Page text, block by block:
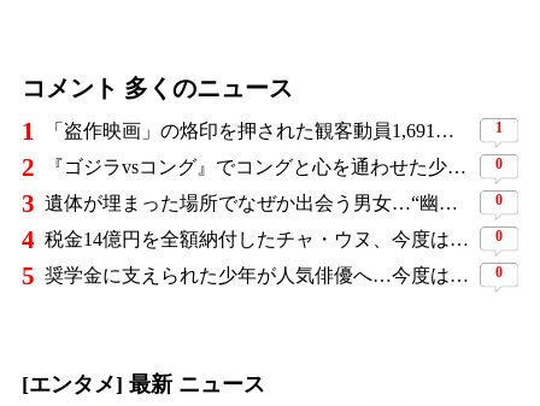
コメント 多くのニュース
1 「盗作映画」の烙印を押された観客動員1,691万人の大ヒット作、裁判所の判断ですべてが覆った 1
2 『ゴジラvsコング』でコングと心を通わせた少女役、わずか18歳で突然の死…父が事故を起こした19歳少年に伝えた言葉 0
3 遺体が埋まった場所でなぜか出会う男女…“幽霊の証言”で事件を解く『恋は命がけ』がNetflix世界2位 0
4 税金14億円を全額納付したチャ・ウヌ、今度は軍服姿で登場…鍛え上げた上半身に驚きの声 0
5 奨学金に支えられた少年が人気俳優へ…今度は子どもたちに総額5,000万円を寄付 0
[エンタメ] 最新 ニュース